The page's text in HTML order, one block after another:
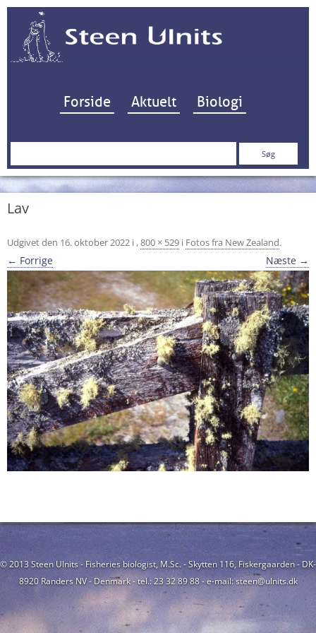
Hop til indhold
Forside Aktuelt Biologi
Søg
Lav
Udgivet den 16. oktober 2022 i ,800 × 529 i Fotos fra New Zealand.
← Forrige Næste →
© 2013 Steen Ulnits - Fisheries biologist, M.Sc. - Skytten 116, Fiskergaarden - DK-
8920 Randers NV - Denmark - tel.: 23 32 89 88 - e-mail: steen@ulnits.dk